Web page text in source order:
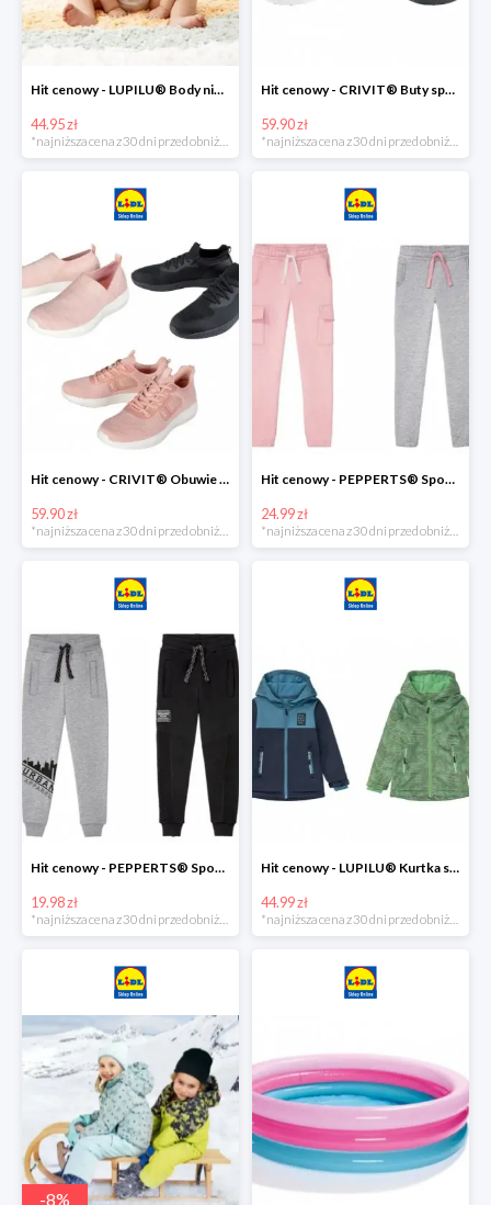
Hit cenowy - LUPILU® Body niemowlęce z biobawełny, z krótkim rękawem, 5 sztuk
44.95 zł
*najniższa cena z 30 dni przed obniżką
Hit cenowy - CRIVIT® Buty sportowe chłopięce WellWalk, 1 para
59.90 zł
*najniższa cena z 30 dni przed obniżką
Hit cenowy - CRIVIT® Obuwie dziewczęce sportowe i na co dzień, 1 para
59.90 zł
Hit cenowy - PEPPERTS® Spodnie dresowe dziewczęce, 1 para
24.99 zł
Hit cenowy - PEPPERTS® Spodnie dresowe chłopięce, 1 para
19.98 zł
Hit cenowy - LUPILU® Kurtka softshell chłopięca, 1 sztuka
44.99 zł
-8%